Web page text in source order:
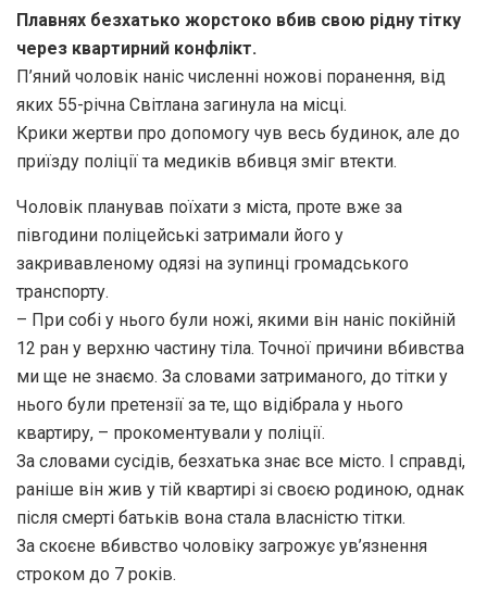
Плавнях безхатько жорстоко вбив свою рідну тітку
через квартирний конфлікт.
П’яний чоловік наніс численні ножові поранення, від
яких 55-річна Світлана загинула на місці.
Крики жертви про допомогу чув весь будинок, але до
приїзду поліції та медиків вбивця зміг втекти.
Чоловік планував поїхати з міста, проте вже за
півгодини поліцейські затримали його у
закривавленому одязі на зупинці громадського
транспорту.
– При собі у нього були ножі, якими він наніс покійній
12 ран у верхню частину тіла. Точної причини вбивства
ми ще не знаємо. За словами затриманого, до тітки у
нього були претензії за те, що відібрала у нього
квартиру, – прокоментували у поліції.
За словами сусідів, безхатька знає все місто. І справді,
раніше він жив у тій квартирі зі своєю родиною, однак
після смерті батьків вона стала власністю тітки.
За скоєне вбивство чоловіку загрожує ув’язнення
строком до 7 років.